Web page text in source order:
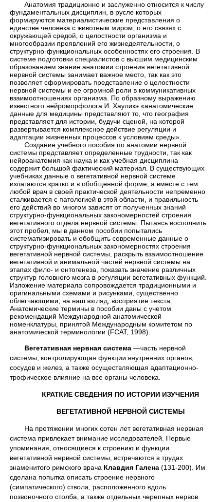
Анатомия традиционно и заслуженно относится к числу
фундаментальных дисциплин, в русле которых
формируются материалистические представления о
единстве человека с животным миром, о его связях с
окружающей средой, о целостности организма и
многообразии проявлений его жизнедеятельности, о
структурно-функциональных особенностях его строения. В
системе подготовки специалистов с высшим медицинским
образованием знание анатомии строения вегетативной
нервной системы занимает важное место, так как это
позволяет сформировать представление о целостности
нервной системы и ее огромной роли в коммуникативных
взаимоотношениях организма. По образному выражению
известного нейроморфолога И. Хауликэ «анатомические
данные для медицины представляют то, что география
представляет для истории, будучи сценой, на которой
развертывается комплексное действие регуляции и
адаптации жизненных процессов к условиям среды».
Создание учебного пособия по анатомии нервной
системы представляет определенные трудности, так как
нейроанатомия как наука и как учебная дисциплина
содержит большой фактический материал. В существующих
учебниках данные о вегетативной нервной системе
излагаются кратко и в обобщенной форме, а вместе с тем
любой врач в своей практической деятельности непременно
сталкивается с патологией в этой области, и правильность
его действий во многом зависят от полученных знаний
структурно-функциональных закономерностей строения
вегетативного отдела нервной системы. Пытаясь восполнить
этот пробел, мы в данном пособии попытались
систематизировать и обобщить современные данные о
структурно-функциональных закономерностях строения
вегетативной нервной системы, раскрыть взаимоотношение
вегетативной и анимальной частей нервной системы на
этапах фило- и онтогенеза, показать значение различных
структур головного мозга в регуляции вегетативных функций.
Изложение материала сопровождается традиционными и
оригинальными схемами и рисунками, существенно
облегчающими, на наш взгляд, восприятие текста.
Анатомические термины в пособии даны с учетом
рекомендаций Международной анатомической
номенклатуры, принятой Международным комитетом по
анатомической терминологии (FCAT, 1998).
Вегетативная нервная система—часть нервной
системы, контролирующая функции внутренних органов,
сосудов и желез, а также осуществляющая адаптационно-
трофическое влияние на все органы человека.
КРАТКИЕ СВЕДЕНИЯ ПО ИСТОРИИ ИЗУЧЕНИЯ
ВЕГЕТАТИВНОЙ НЕРВНОЙ СИСТЕМЫ
На протяжении многих сотен лет вегетативная нервная
система привлекает внимание исследователей. Первые
упоминания, относящиеся к строению и функции
вегетативной нервной системы, встречаются в трудах
знаменитого римского врача Клавдия Галена (131-200). Им
сделана попытка описать строение нервного
(симпатического) ствола, расположенного вдоль
позвоночного столба, а также отдельных черепных нервов.